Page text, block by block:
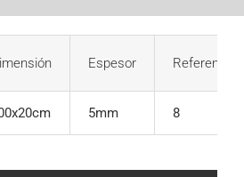
Espesor Referencias
5mm 8